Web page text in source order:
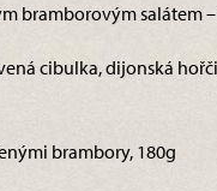
bramborovým salátem
cibulka, dijonská
brambory, 180g